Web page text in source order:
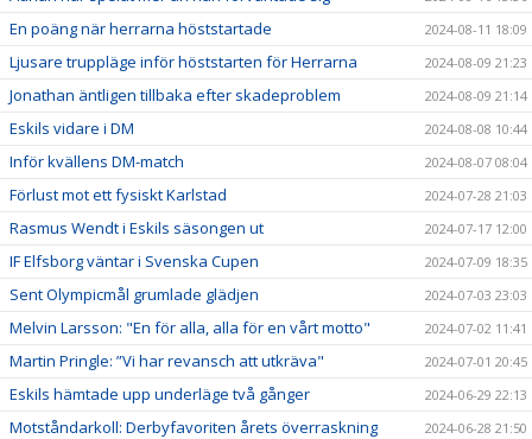
En poäng när herrarna höststartade 2024-08-11 18:09
Ljusare truppläge inför höststarten för Herrarna 2024-08-09 21:23
Jonathan äntligen tillbaka efter skadeproblem 2024-08-09 21:14
Eskils vidare i DM 2024-08-08 10:44
Inför kvällens DM-match 2024-08-07 08:04
Förlust mot ett fysiskt Karlstad 2024-07-28 21:03
Rasmus Wendt i Eskils säsongen ut 2024-07-17 12:00
IF Elfsborg väntar i Svenska Cupen 2024-07-09 18:35
Sent Olympicmål grumlade glädjen 2024-07-03 23:03
Melvin Larsson: "En för alla, alla för en vårt motto" 2024-07-02 11:41
Martin Pringle: ”Vi har revansch att utkräva" 2024-07-01 20:45
Eskils hämtade upp underläge två gånger 2024-06-29 22:13
Motståndarkoll: Derbyfavoriten årets överraskning 2024-06-28 21:50